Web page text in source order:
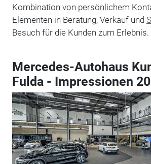
Kombination von persönlichem
Elementen in Beratung, Verkauf und
Besuch für die Kunden zum Erlebnis.
Mercedes-Autohaus
Fulda - Impressionen